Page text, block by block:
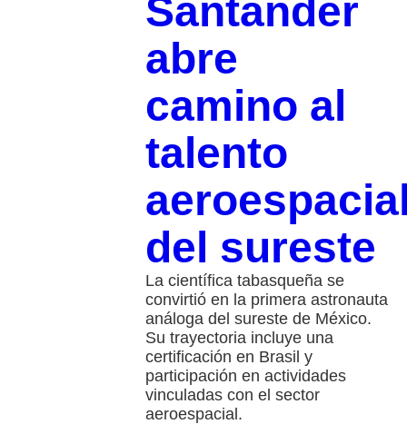
Santander
abre
camino al
talento
del sureste
La científica tabasqueña se
convirtió en la primera astronauta
análoga del sureste de México.
Su trayectoria incluye una
certificación en Brasil y
participación en actividades
vinculadas con el sector
aeroespacial.